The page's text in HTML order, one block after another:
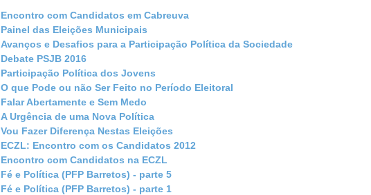
Encontro com Candidatos em Cabreuva
Painel das Eleições Municipais
Avanços e Desafios para a Participação Política da Sociedade
Debate PSJB 2016
Participação Política dos Jovens
O que Pode ou não Ser Feito no Período Eleitoral
Falar Abertamente e Sem Medo
A Urgência de uma Nova Política
Vou Fazer Diferença Nestas Eleições
ECZL: Encontro com os Candidatos 2012
Encontro com Candidatos na ECZL
Fé e Política (PFP Barretos) - parte 5
Fé e Política (PFP Barretos) - parte 1